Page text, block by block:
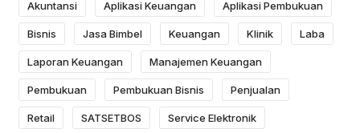
Akuntansi Aplikasi Keuangan Aplikasi Pembukuan
Bisnis Jasa Bimbel Keuangan Klinik Laba
Laporan Keuangan Manajemen Keuangan
Pembukuan Pembukuan Bisnis Penjualan
Retail SATSETBOS Service Elektronik